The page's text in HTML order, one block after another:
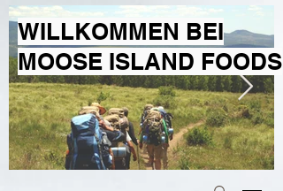
WILLKOMMEN BEI
MOOSE ISLAND FOODS